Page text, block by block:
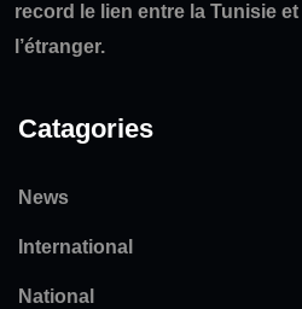
record le lien entre la Tunisie
l’étranger.
Catagories
News
International
National